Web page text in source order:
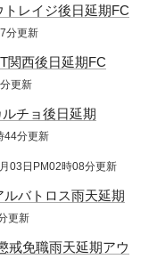
トレイジ後日延期FC
分更新
関西後日延期FC
更新
チョ後日延期
44分更新
03日PM02時08分更新
ルバトロス雨天延期
更新
戒免職雨天延期アウ